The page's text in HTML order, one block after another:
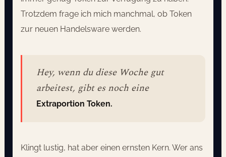
Trotzdem frage ich mich manchmal, ob Token
zur neuen Handelsware werden.
Hey, wenn du diese Woche gut
arbeitest, gibt es noch eine
Extraportion Token.
Klingt lustig, hat aber einen ernsten Kern. Wer ans